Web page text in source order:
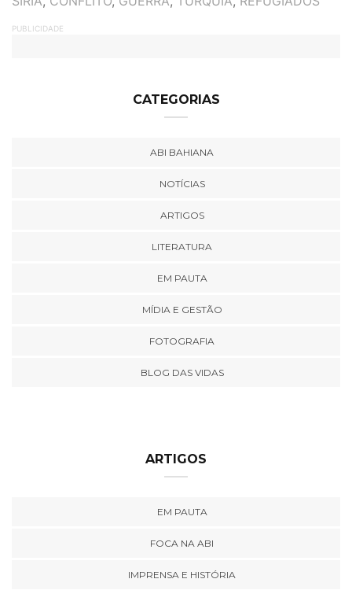
PUBLICIDADE
CATEGORIAS
ABI BAHIANA
NOTÍCIAS
ARTIGOS
LITERATURA
EM PAUTA
MÍDIA E GESTÃO
FOTOGRAFIA
BLOG DAS VIDAS
ARTIGOS
EM PAUTA
FOCA NA ABI
IMPRENSA E HISTÓRIA